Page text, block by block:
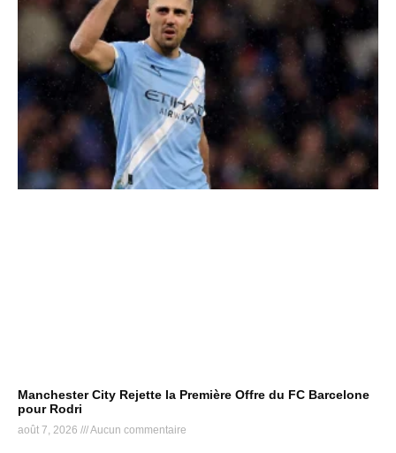
Manchester City Rejette la Première Offre du FC Barcelone
pour Rodri
août 7, 2026 Aucun commentaire